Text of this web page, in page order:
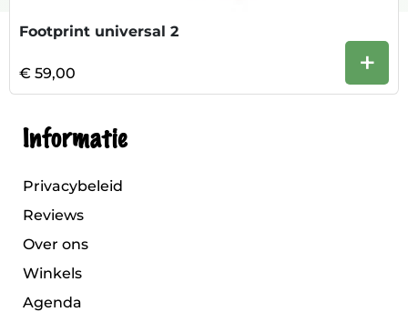
Footprint universal 2
€ 59,00 +
Informatie
Privacybeleid
Reviews
Over ons
Winkels
Agenda